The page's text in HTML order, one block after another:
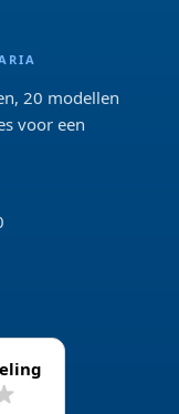
20 modellen
voor een